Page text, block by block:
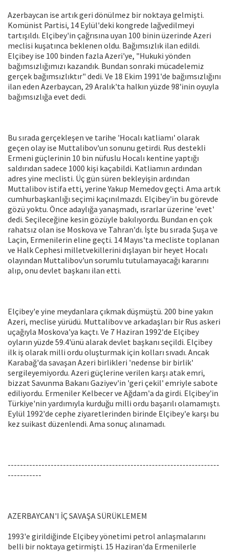
Azerbaycan ise artık geri dönülmez bir noktaya gelmişti.
Komünist Partisi, 14 Eylül'deki kongrede lağvedilmeyi
tartışıldı. Elçibey'in çağrısına uyan 100 binin üzerinde Azeri
meclisi kuşatınca beklenen oldu. Bağımsızlık ilan edildi.
Elçibey ise 100 binden fazla Azeri'ye, "Hukuki yönden
bağımsızlığımızı kazandık. Bundan sonraki mücadelemiz
gerçek bağımsızlıktır" dedi. Ve 18 Ekim 1991'de bağımsızlığını
ilan eden Azerbaycan, 29 Aralık'ta halkın yüzde 98'inin oyuyla
bağımsızlığa evet dedi.
Bu sırada gerçekleşen ve tarihe 'Hocalı katliamı' olarak
geçen olay ise Muttalibov'un sonunu getirdi. Rus destekli
Ermeni güçlerinin 10 bin nüfuslu Hocalı kentine yaptığı
saldırıdan sadece 1000 kişi kaçabildi. Katliamın ardından
adres yine meclisti. Üç gün süren bekleyişin ardından
Muttalibov istifa etti, yerine Yakup Memedov geçti. Ama artık
cumhurbaşkanlığı seçimi kaçınılmazdı. Elçibey'in bu görevde
gözü yoktu. Önce adaylığa yanaşmadı, ısrarlar üzerine 'evet'
dedi. Seçileceğine kesin gözüyle bakılıyordu. Bundan en çok
rahatsız olan ise Moskova ve Tahran'dı. İşte bu sırada Şuşa ve
Laçin, Ermenilerin eline geçti. 14 Mayıs'ta mecliste toplanan
ve Halk Cephesi milletvekillerini dışlayan bir heyet Hocalı
olayından Muttalibov'un sorumlu tutulamayacağı kararını
alıp, onu devlet başkanı ilan etti.
Elçibey'e yine meydanlara çıkmak düşmüştü. 200 bine yakın
Azeri, meclise yürüdü. Muttalibov ve arkadaşları bir Rus askeri
uçağıyla Moskova'ya kaçtı. Ve 7 Haziran 1992'de Elçibey
oyların yüzde 59.4'ünü alarak devlet başkanı seçildi. Elçibey
ilk iş olarak milli ordu oluşturmak için kolları sıvadı. Ancak
Karabağ'da savaşan Azeri birlikleri 'nedense bir birlik'
sergileyemiyordu. Azeri güçlerine verilen karşı atak emri,
bizzat Savunma Bakanı Gaziyev'in 'geri çekil' emriyle sabote
ediliyordu. Ermeniler Kelbecer ve Ağdam'a da girdi. Elçibey'in
Türkiye'nin yardımıyla kurduğu milli ordu başarılı olamamıştı.
Eylül 1992'de cephe ziyaretlerinden birinde Elçibey'e karşı bu
kez suikast düzenlendi. Ama sonuç alınamadı.
---------------------------------------------------------------------
-----------
AZERBAYCAN'I İÇ SAVAŞA SÜRÜKLEMEM
1993'e girildiğinde Elçibey yönetimi petrol anlaşmalarını
belli bir noktaya getirmişti. 15 Haziran'da Ermenilerle